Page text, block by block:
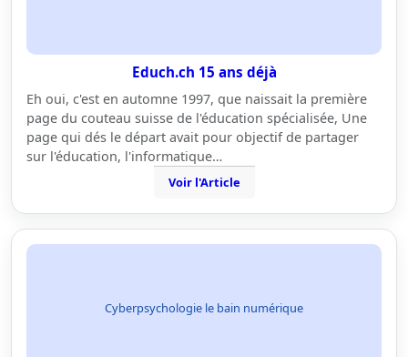
Educh.ch 15 ans déjà
Eh oui, c'est en automne 1997, que naissait la première
page du couteau suisse de l'éducation spécialisée, Une
page qui dés le départ avait pour objectif de partager
sur l'éducation, l'informatique…
Voir l'Article
Cyberpsychologie le bain numérique